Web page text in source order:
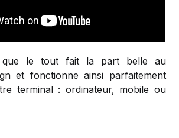
le tout fait la part belle au
et fonctionne ainsi parfaitement
terminal : ordinateur, mobile ou